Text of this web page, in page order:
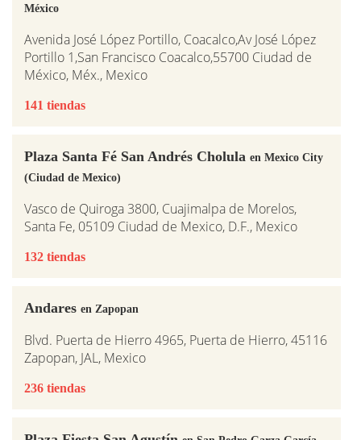
México
Avenida José López Portillo, Coacalco,Av José López
Portillo 1,San Francisco Coacalco,55700 Ciudad de
México, Méx., Mexico
141 tiendas
Plaza Santa Fé San Andrés Cholula en Mexico City
(Ciudad de Mexico)
Vasco de Quiroga 3800, Cuajimalpa de Morelos,
Santa Fe, 05109 Ciudad de Mexico, D.F., Mexico
132 tiendas
Andares en Zapopan
Blvd. Puerta de Hierro 4965, Puerta de Hierro, 45116
Zapopan, JAL, Mexico
236 tiendas